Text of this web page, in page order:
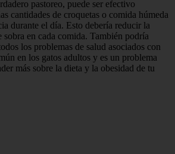
pastoreo, puede ser efectivo
cantidades de croquetas o comida húmeda
durante el día. Esto debería reducir la
sobra en cada comida. También podría
los problemas de salud asociados con
en los gatos adultos y es un problema
más sobre la dieta y la obesidad de tu